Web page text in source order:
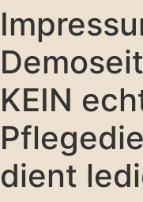
KEIN
dient